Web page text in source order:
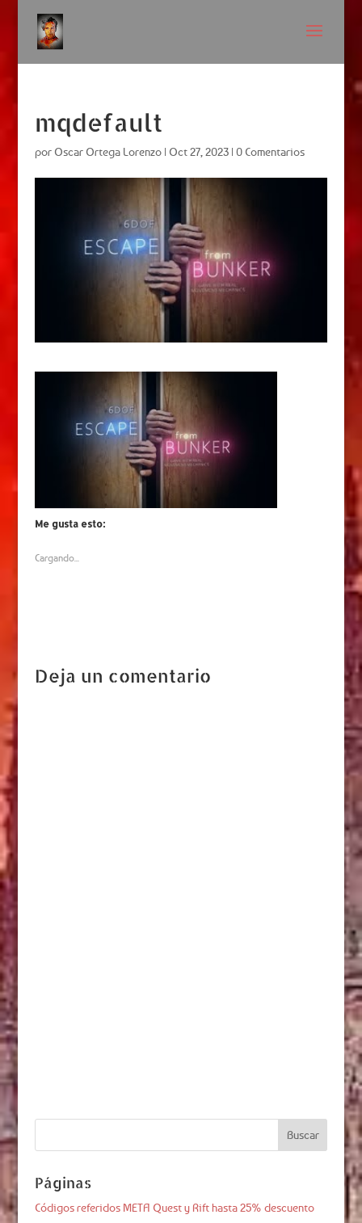
mqdefault
por Oscar Ortega Lorenzo| Oct 27, 2023| 0 Comentarios
Me gusta esto:
Cargando...
Deja un comentario
Páginas
Códigos referidos META Quest y Rift hasta 25% descuento